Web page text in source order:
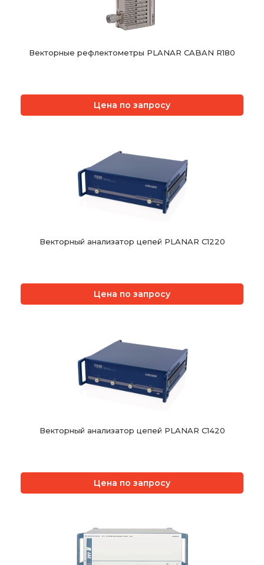
Векторные рефлектометры PLANAR CABAN R180
Цена по запросу
Векторный анализатор цепей PLANAR C1220
Цена по запросу
Векторный анализатор цепей PLANAR C1420
Цена по запросу